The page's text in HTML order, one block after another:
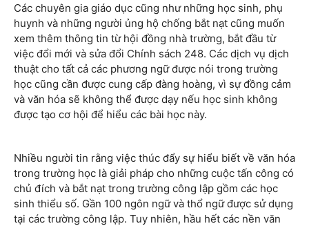
Các chuyên gia giáo dục cũng như những học sinh, phụ
huynh và những người ủng hộ chống bắt nạt cũng muốn
xem thêm thông tin từ hội đồng nhà trường, bắt đầu từ
việc đổi mới và sửa đổi Chính sách 248. Các dịch vụ dịch
thuật cho tất cả các phương ngữ được nói trong trường
học cũng cần được cung cấp đàng hoàng, vì sự đồng cảm
và văn hóa sẽ không thể được dạy nếu học sinh không
được tạo cơ hội để hiểu các bài học này.
Nhiều người tin rằng việc thúc đẩy sự hiểu biết về văn hóa
trong trường học là giải pháp cho những cuộc tấn công có
chủ đích và bắt nạt trong trường công lập gồm các học
sinh thiểu số. Gần 100 ngôn ngữ và thổ ngữ được sử dụng
tại các trường công lập. Tuy nhiên, hầu hết các nền văn